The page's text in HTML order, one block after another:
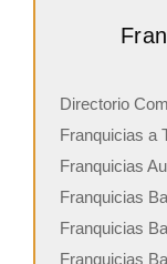
Directorio
Franquicias a
Franquicias
Franquicias
Franquicias
Franquicias